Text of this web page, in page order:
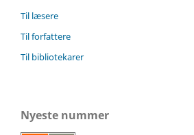
Til læsere
Til forfattere
Til bibliotekarer
Nyeste nummer